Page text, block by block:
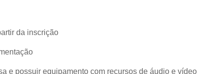
da inscrição
e possuir equipamento com recursos de áudio e vídeo